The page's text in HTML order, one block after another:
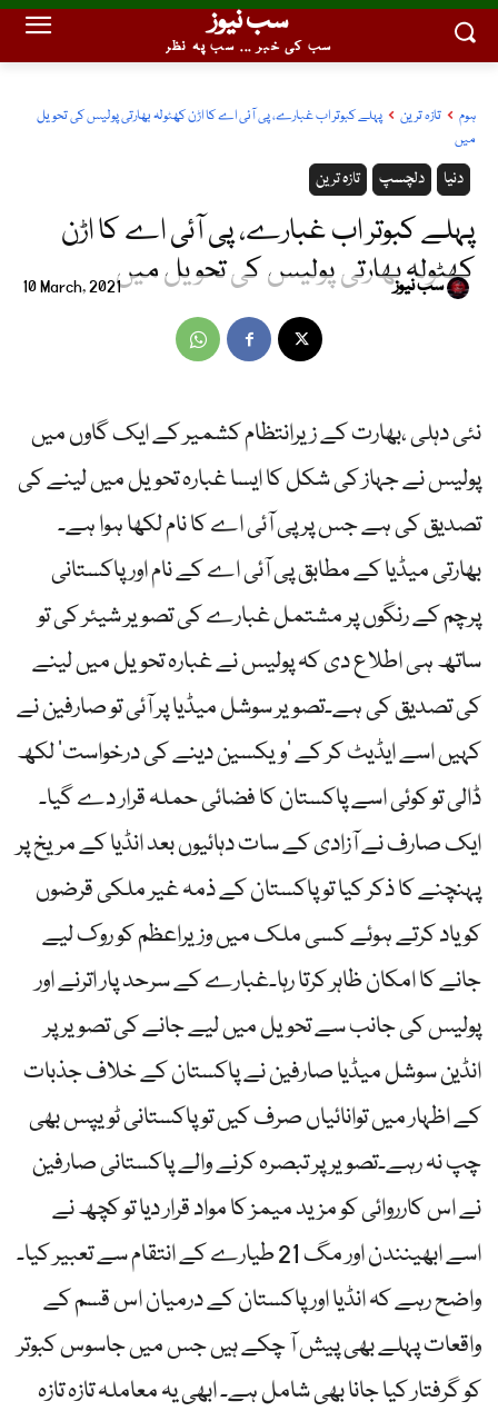
سب نیوز
سب کی خبر ... سب پہ نظر
ہوم تازہ ترین
پہلے کبوتر اب غبارے، پی آئی اے کا اڑن کھٹولہ بھارتی پولیس کی تحویل
میں
تازہ ترین دلچسپ دنیا
پہلے کبوتر اب غبارے، پی آئی اے کا اڑن
کھٹولہ بھارتی پولیس کی تحویل میں10 March, 2021 سب نیوز
نئی دہلی ،بھارت کے زیرانتظام کشمیر کے ایک گاوں میں
پولیس نے جہاز کی شکل کا ایسا غبارہ تحویل میں لینے کی
تصدیق کی ہے جس پر پی آئی اے کا نام لکھا ہوا ہے۔
بھارتی میڈیا کے مطابق پی آئی اے کے نام اور پاکستانی
پرچم کے رنگوں پر مشتمل غبارے کی تصویر شیئر کی تو
ساتھ ہی اطلاع دی کہ پولیس نے غبارہ تحویل میں لینے
کی تصدیق کی ہے۔تصویر سوشل میڈیا پر آئی تو صارفین نے
کہیں اسے ایڈیٹ کر کے ‘ویکسین دینے کی درخواست’ لکھ
ڈالی تو کوئی اسے پاکستان کا فضائی حملہ قرار دے گیا۔
ایک صارف نے آزادی کے سات دہائیوں بعد انڈیا کے مریخ پر
پہنچنے کا ذکر کیا تو پاکستان کے ذمہ غیر ملکی قرضوں
کو یاد کرتے ہوئے کسی ملک میں وزیراعظم کو روک لیے
جانے کا امکان ظاہر کرتا رہا۔غبارے کے سرحد پار اترنے اور
پولیس کی جانب سے تحویل میں لیے جانے کی تصویر پر
انڈین سوشل میڈیا صارفین نے پاکستان کے خلاف جذبات
کے اظہار میں توانائیاں صرف کیں تو پاکستانی ٹویپس بھی
چپ نہ رہے۔تصویر پر تبصرہ کرنے والے پاکستانی صارفین
نے اس کارروائی کو مزید میمز کا مواد قرار دیا تو کچھ نے
اسے ابھینندن اور مگ 21 طیارے کے انتقام سے تعبیر کیا۔
واضح رہے کہ انڈیا اور پاکستان کے درمیان اس قسم کے
واقعات پہلے بھی پیش آ چکے ہیں جس میں جاسوس کبوتر
کو گرفتار کیا جانا بھی شامل ہے۔ ابھی یہ معاملہ تازہ تازہ